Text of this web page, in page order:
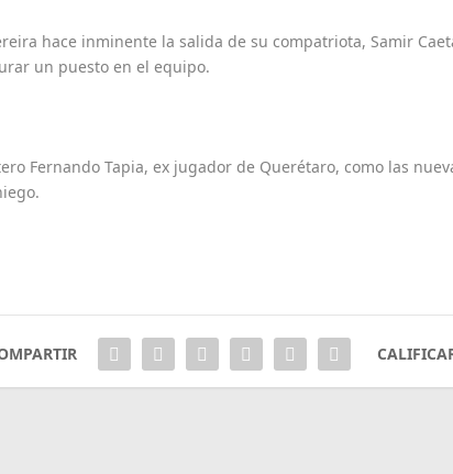
hace inminente la salida de su compatriota, Samir
un puesto en el equipo.
Fernando Tapia, ex jugador de Querétaro, como las